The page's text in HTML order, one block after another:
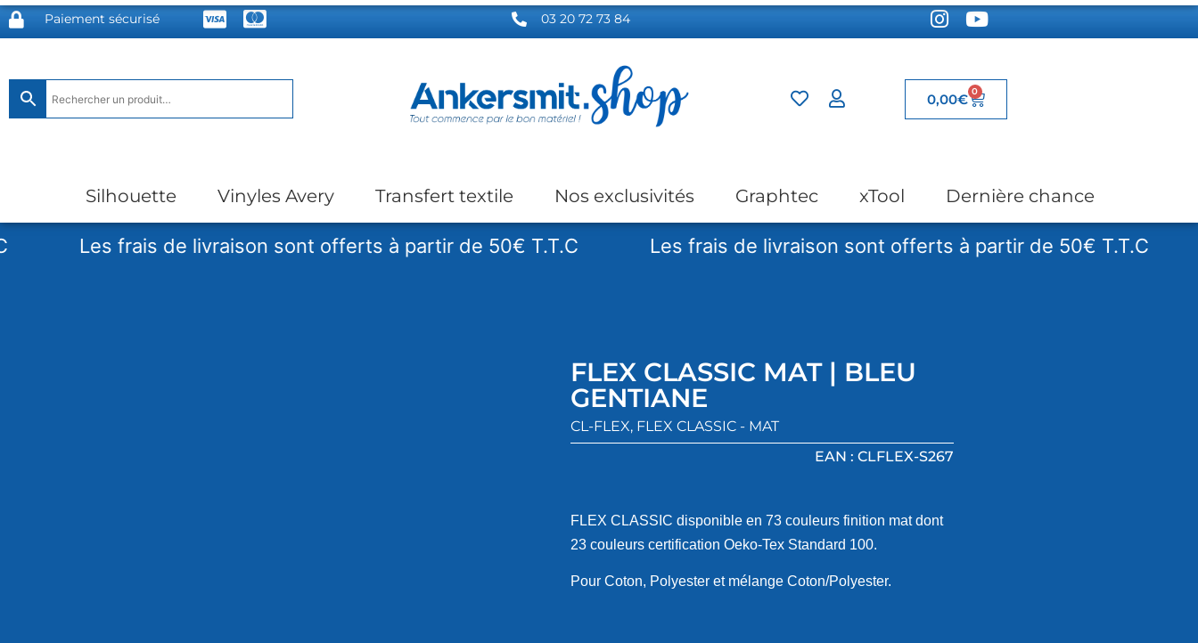
Paiement sécurisé 03 20 72 73 84
0,00€ 0
Silhouette Vinyles Avery Transfert textile Nos exclusivités Graphtec xTool Dernière chance
Les frais de livraison sont offerts à partir de 50€ T.T.C Les frais de livraison sont offerts à partir de 50€ T.T.C Les
FLEX CLASSIC MAT | BLEU
GENTIANE
CL-FLEX, FLEX CLASSIC - MAT
EAN : CLFLEX-S267
FLEX CLASSIC disponible en 73 couleurs finition mat dont
23 couleurs certification Oeko-Tex Standard 100.
Pour Coton, Polyester et mélange Coton/Polyester.